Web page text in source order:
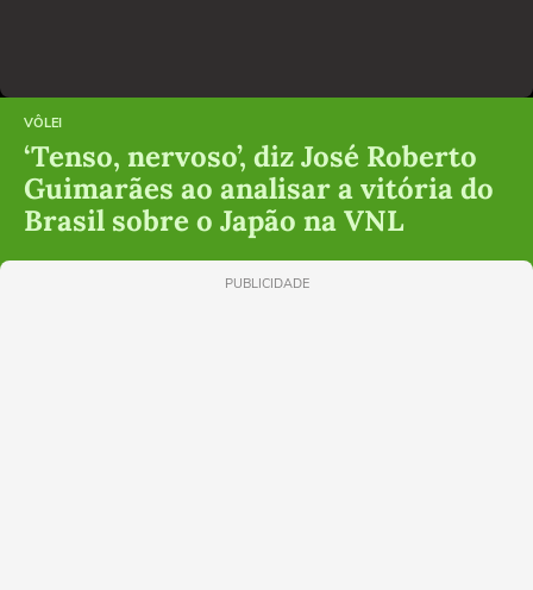
VÔLEI
‘Tenso, nervoso’, diz José Roberto
Guimarães ao analisar a vitória do
Brasil sobre o Japão na VNL
PUBLICIDADE